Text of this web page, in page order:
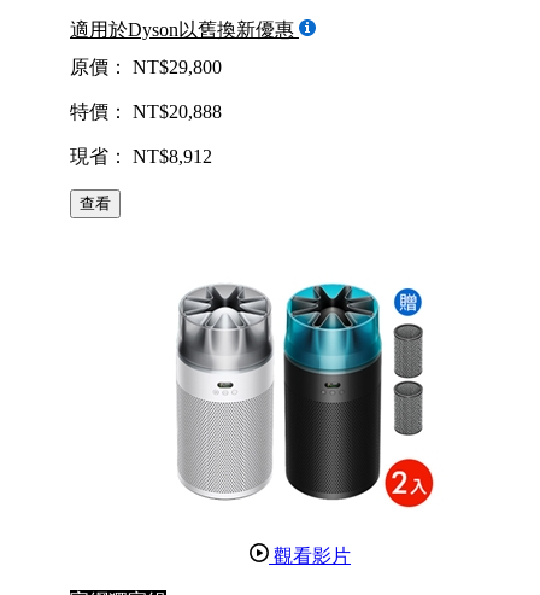
適用於Dyson以舊換新優惠
原價： NT$29,800
特價： NT$20,888
現省： NT$8,912
查看
觀看影片